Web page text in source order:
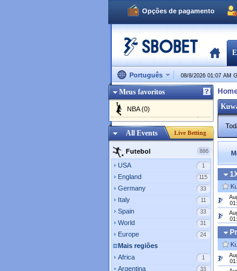
Opções de pagamento
Português 08/8/2026 01:07 AM
Meus favoritos
NBA (0)
All Events Live Betting
Futebol 886
USA 1
England 115
Germany 33
Italy 11
Spain 33
World 31
Europe 24
Mais regiões
Africa
1
Argentina 33